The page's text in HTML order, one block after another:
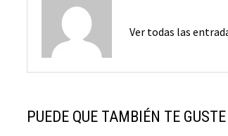
Ver todas las
PUEDE QUE TAMBIÉN TE GUSTE